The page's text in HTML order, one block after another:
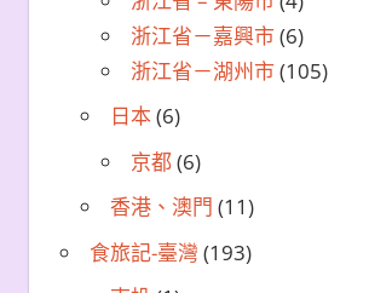
浙江省－嘉興市(6)
浙江省－湖州市(105)
日本(6)
京都(6)
香港、澳門 (11)
食旅記-臺灣 (193)